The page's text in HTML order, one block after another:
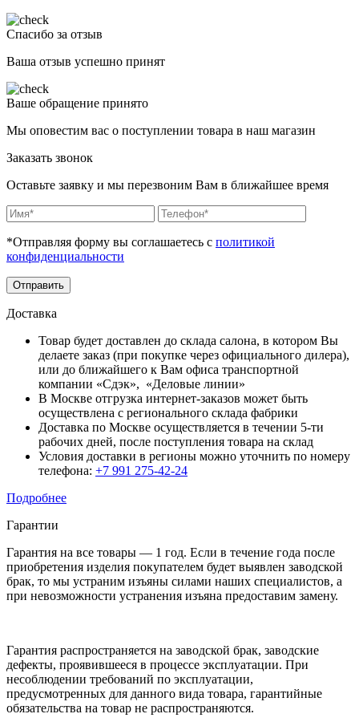
Спасибо за отзыв
Ваша отзыв успешно принят
Ваше обращение принято
Мы оповестим вас о поступлении товара в наш магазин
Заказать звонок
Оставьте заявку и мы перезвоним Вам в ближайшее время
*Отправляя форму вы соглашаетесь с политикой
конфиденциальности
Отправить
Доставка
Товар будет доставлен до склада салона, в котором Вы
делаете заказ (при покупке через официального дилера),
или до ближайшего к Вам офиса транспортной
компании «Сдэк», «Деловые линии»
В Москве отгрузка интернет-заказов может быть
осуществлена с регионального склада фабрики
Доставка по Москве осуществляется в течении 5-ти
рабочих дней, после поступления товара на склад
Условия доставки в регионы можно уточнить по номеру
телефона: +7 991 275-42-24
Подробнее
Гарантии
Гарантия на все товары — 1 год. Если в течение года после
приобретения изделия покупателем будет выявлен заводской
брак, то мы устраним изъяны силами наших специалистов, а
при невозможности устранения изъяна предоставим замену.
Гарантия распространяется на заводской брак, заводские
дефекты, проявившееся в процессе эксплуатации. При
несоблюдении требований по эксплуатации,
предусмотренных для данного вида товара, гарантийные
обязательства на товар не распространяются.